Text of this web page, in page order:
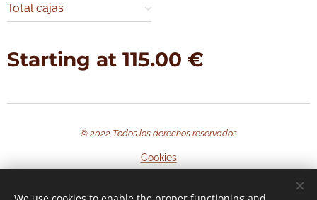
Total cajas
Starting at 115.00 €
© 2022 Todos los derechos reservados
Cookies